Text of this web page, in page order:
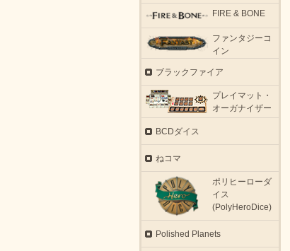
FIRE & BONE
ファンタジーコ
イン
ブラックファイア
プレイマット・
オーガナイザー
BCDダイス
ねコマ
ポリヒーローダ
イス
(PolyHeroDice)
Polished Planets